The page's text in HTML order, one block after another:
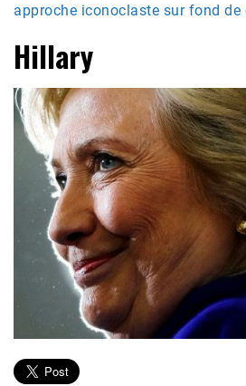
approche iconoclaste sur fond de
Hillary